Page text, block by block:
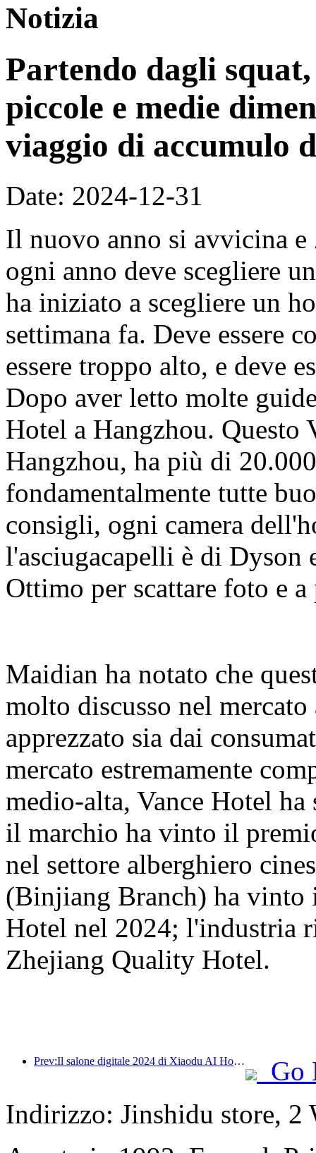
Notizia
Partendo dagli
piccole e medie
viaggio di accumulo
Date: 2024-12-31
Il nuovo anno si avvicina e
ogni anno deve scegliere
ha iniziato a scegliere un
settimana fa. Deve essere
essere troppo alto, e deve
Dopo aver letto molte
Hotel a Hangzhou. Questo
Hangzhou, ha più di
fondamentalmente tutte
consigli, ogni camera
l'asciugacapelli è di Dyson
Ottimo per scattare foto e
Maidian ha notato che
molto discusso nel
apprezzato sia dai
mercato estremamente
medio-alta, Vance Hotel
il marchio ha vinto il
nel settore alberghiero
(Binjiang Branch) ha vinto
Hotel nel 2024; l'industria
Zhejiang Quality Hotel.
Prev:Il salone digitale 2024 di Xiaodu AI Hotel si è concluso con successo! Accelerare la ricostruzione della futura esperienza alberghiera
Go
Indirizzo: Jinshidu store, 2